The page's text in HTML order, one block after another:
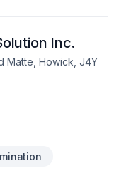
Inc.
Matte, Howick, J4Y